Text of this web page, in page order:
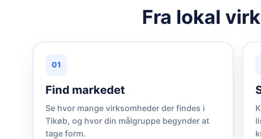
Fra lokal
01
Find markedet
Se hvor mange virksomheder der findes i
Tikøb, og hvor din målgruppe begynder at
tage form.